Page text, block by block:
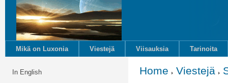
Mikä on Luxonia Viestejä Viisauksia Tarinoita
In English Home Viestejä